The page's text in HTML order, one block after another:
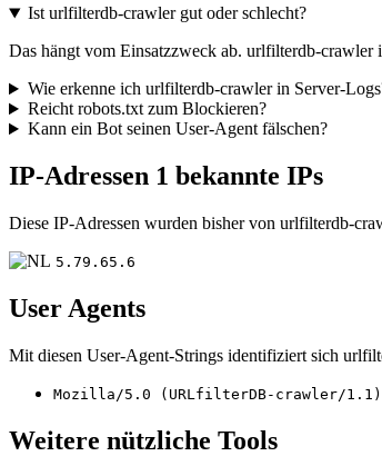
Ist urlfilterdb-crawler gut oder schlecht?
Das hängt vom Einsatzzweck ab. urlfilterdb-crawler
Wie erkenne ich urlfilterdb-crawler in Server-
Reicht robots.txt zum Blockieren?
Kann ein Bot seinen User-Agent fälschen?
IP-Adressen 1 bekannte IPs
Diese IP-Adressen wurden bisher von urlfilterdb-
5.79.65.6
User Agents
Mit diesen User-Agent-Strings identifiziert sich
Mozilla/5.0 (URLfilterDB-crawler/
Weitere nützliche Tools